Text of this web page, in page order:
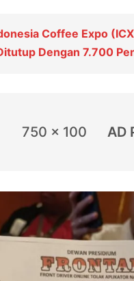
Coffee Expo
Dengan 7.700
750 x 100 AD